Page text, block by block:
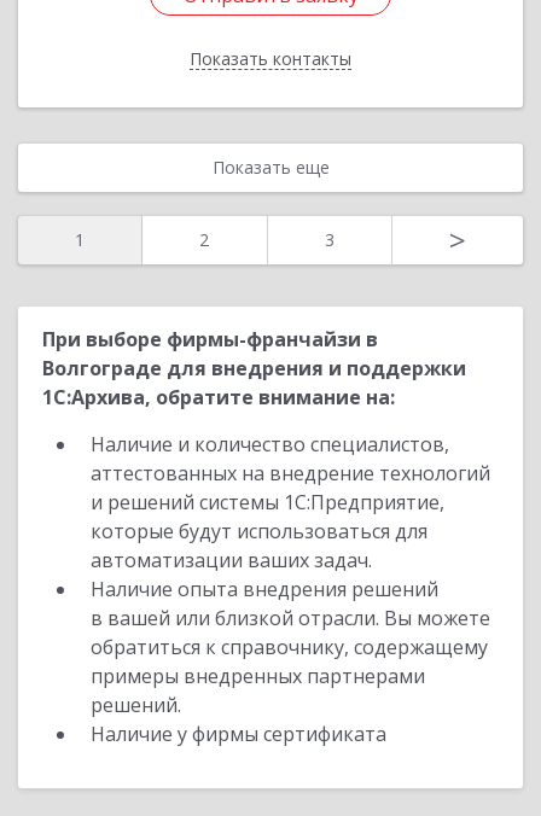
Показать контакты
Назад
Показать еще
1 2 3 >
При выборе фирмы-франчайзи в
Волгограде для внедрения и поддержки
1С:Архива, обратите внимание на:
Наличие и количество специалистов,
аттестованных на внедрение технологий
и решений системы 1С:Предприятие,
которые будут использоваться для
автоматизации ваших задач.
Наличие опыта внедрения решений
в вашей или близкой отрасли. Вы можете
обратиться к справочнику, содержащему
примеры внедренных партнерами
решений.
Наличие у фирмы сертификата